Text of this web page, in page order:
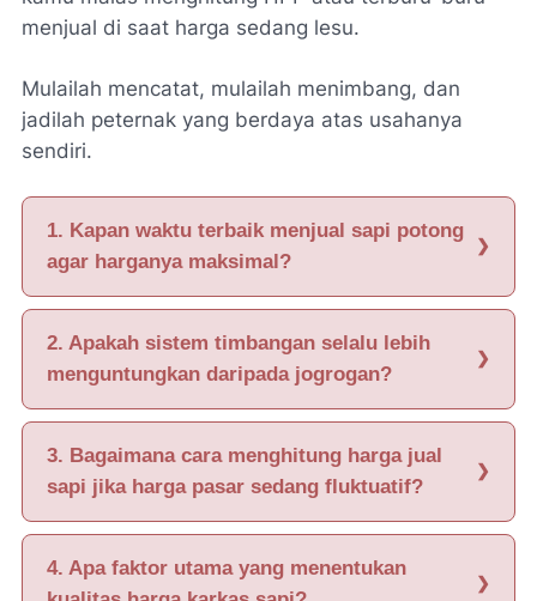
menjual di saat harga sedang lesu.
Mulailah mencatat, mulailah menimbang, dan
jadilah peternak yang berdaya atas usahanya
sendiri.
1. Kapan waktu terbaik menjual sapi potong
agar harganya maksimal?
2. Apakah sistem timbangan selalu lebih
menguntungkan daripada jogrogan?
3. Bagaimana cara menghitung harga jual
sapi jika harga pasar sedang fluktuatif?
4. Apa faktor utama yang menentukan